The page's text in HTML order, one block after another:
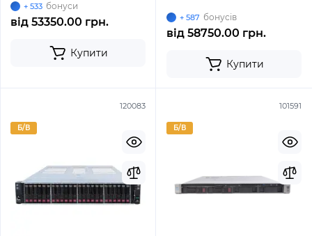
+ 533 бонуси
від 53350.00 грн.
Купити
+ 587 бонусів
від 58750.00 грн.
Купити
120083
Б/В
101591
Б/В